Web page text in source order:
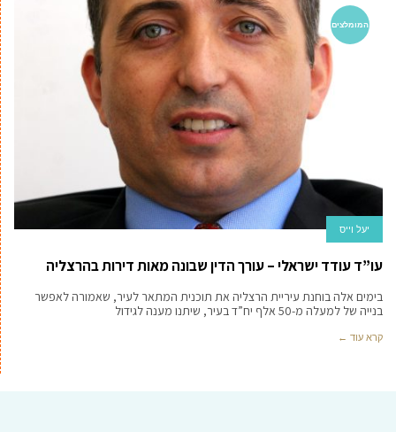
המומלצים
יעל וייס
עו”ד עודד ישראלי – עורך הדין שבונה מאות דירות בהרצליה
בימים אלה בוחנת עיריית הרצליה את תוכנית המתאר לעיר, שאמורה לאפשר
בנייה של למעלה מ-50 אלף יח”ד בעיר, שיתנו מענה לגידול
קרא עוד ←